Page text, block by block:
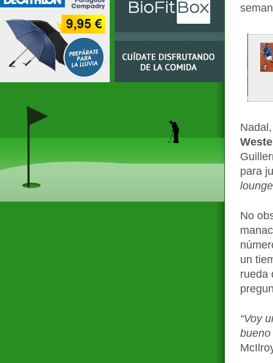
para
lounge
No
un
rueda
“Voy
bueno